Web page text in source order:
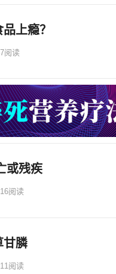
上瘾？
阅读
或残疾
阅读
甘膦
阅读